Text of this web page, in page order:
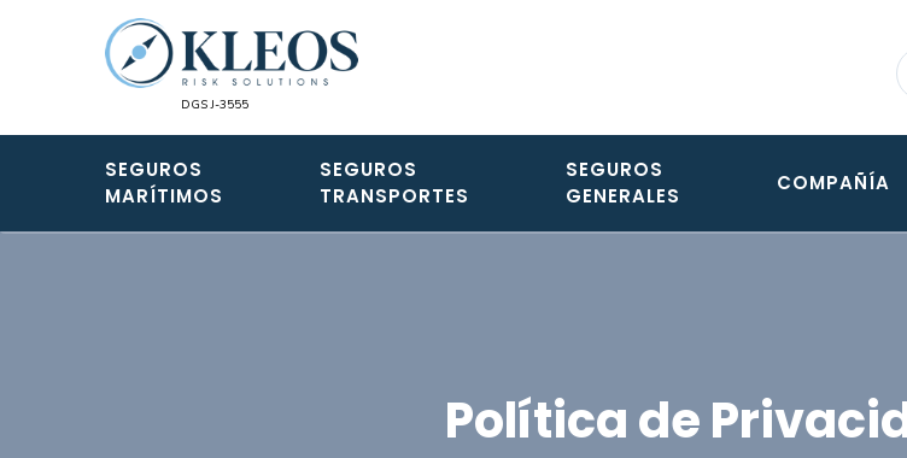
SEGUROS
MARÍTIMOS
SEGUROS
TRANSPORTES
SEGUROS
GENERALES
COMPAÑÍA
Política de